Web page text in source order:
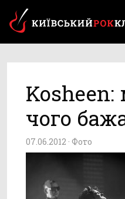
чого
07.06.2012 · Фото